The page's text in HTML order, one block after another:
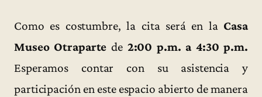
Como es costumbre, la cita será en la Casa
Museo Otraparte de 2:00 p.m. a 4:30 p.m.
Esperamos contar con su asistencia y
participación en este espacio abierto de manera